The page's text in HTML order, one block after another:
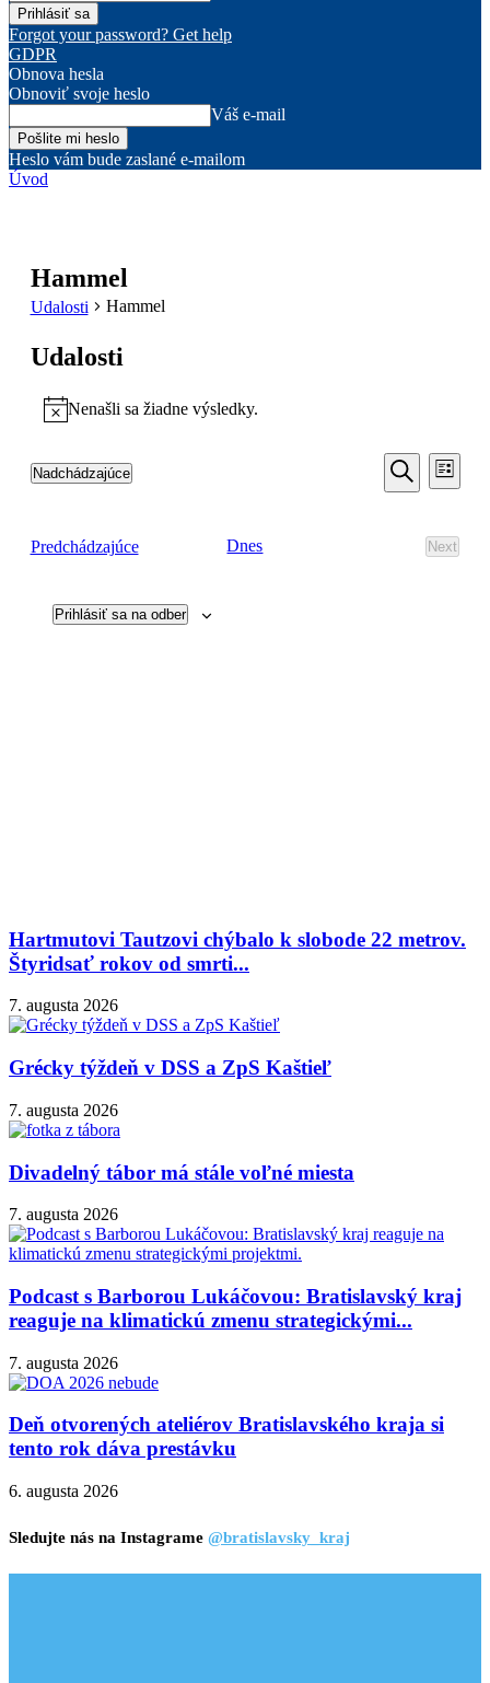
Forgot your password? Get help
GDPR
Obnova hesla
Obnoviť svoje heslo
Váš e-mail
Heslo vám bude zaslané e-mailom
Úvod
Hammel
Udalosti Hammel
Udalosti
NoticeNenašli sa žiadne výsledky.
Udalosti
Search
Views
Vyhľadať
Zoznam
Nadchádzajúce
PredchádzajúceUdalosti Dnes
Next
Prihlásiť sa na odber
Hartmutovi Tautzovi chýbalo k slobode 22 metrov.
Štyridsať rokov od smrti...
7. augusta 2026
Grécky týždeň v DSS a ZpS Kaštieľ
7. augusta 2026
Divadelný tábor má stále voľné miesta
7. augusta 2026
Podcast s Barborou Lukáčovou: Bratislavský kraj
reaguje na klimatickú zmenu strategickými...
7. augusta 2026
Deň otvorených ateliérov Bratislavského kraja si
tento rok dáva prestávku
6. augusta 2026
Sledujte nás na Instagrame @bratislavsky_kraj